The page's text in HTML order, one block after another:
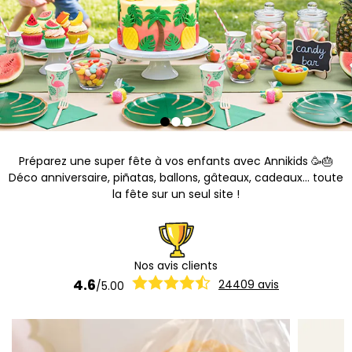
Préparez une super fête à vos enfants avec Annikids 🥳🎂
Déco anniversaire, piñatas, ballons, gâteaux, cadeaux... toute
la fête sur un seul site !
Nos avis clients
4.6/5.00 24409 avis